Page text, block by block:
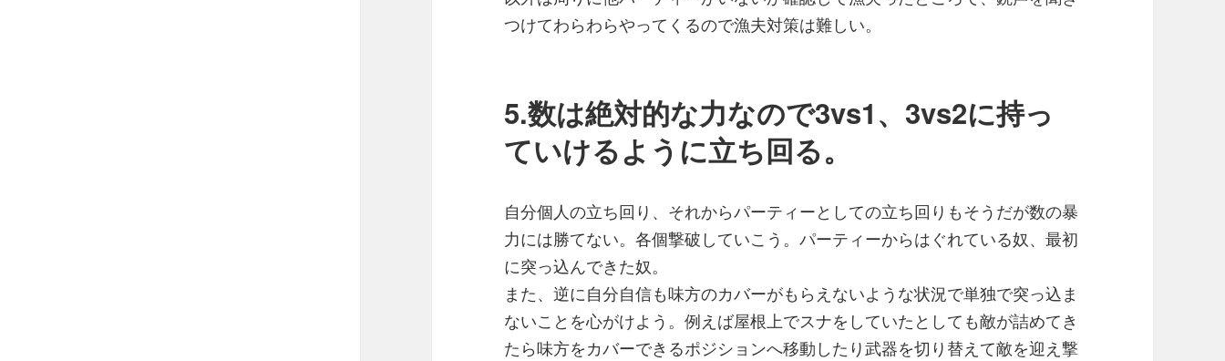
つけてわらわらやってくるので漁夫対策は難しい。
5.数は絶対的な力なので3vs1、3vs2に持っ
ていけるように立ち回る。
自分個人の立ち回り、それからパーティーとしての立ち回りもそうだが数の暴
力には勝てない。各個撃破していこう。パーティーからはぐれている奴、最初
に突っ込んできた奴。
また、逆に自分自信も味方のカバーがもらえないような状況で単独で突っ込ま
ないことを心がけよう。例えば屋根上でスナをしていたとしても敵が詰めてき
たら味方をカバーできるポジションへ移動したり武器を切り替えて敵を迎え撃